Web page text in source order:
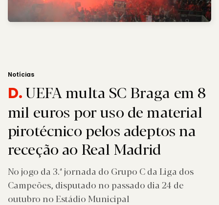
Notícias
D.UEFA multa SC Braga em 8
mil euros por uso de material
pirotécnico pelos adeptos na
receção ao Real Madrid
No jogo da 3.ª jornada do Grupo C da Liga dos
Campeões, disputado no passado dia 24 de
outubro no Estádio Municipal